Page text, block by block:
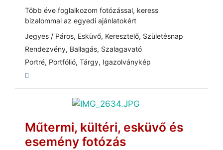
Több éve foglalkozom fotózással, keress
bizalommal az egyedi ajánlatokért
Jegyes / Páros, Esküvő, Keresztelő, Születésnap
Rendezvény, Ballagás, Szalagavató
Portré, Portfólió, Tárgy, Igazolványkép
Műtermi, kültéri, esküvő és
esemény fotózás